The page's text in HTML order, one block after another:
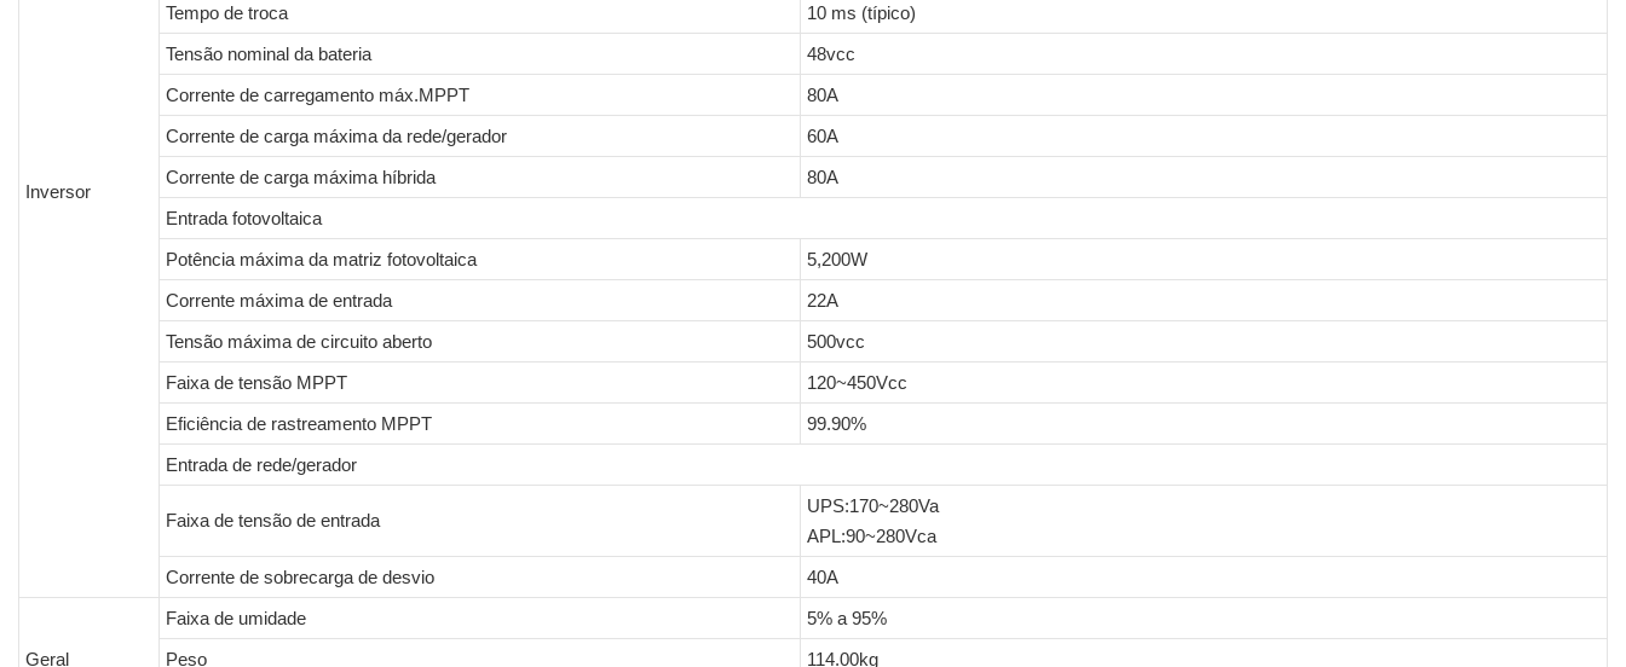
Inversor
Tempo de troca
10 ms (típico)
Tensão nominal da bateria
48vcc
Corrente de carregamento máx.MPPT
80A
Corrente de carga máxima da rede/gerador
60A
Corrente de carga máxima híbrida
80A
Entrada fotovoltaica
Potência máxima da matriz fotovoltaica
5,200W
Corrente máxima de entrada
22A
Tensão máxima de circuito aberto
500vcc
Faixa de tensão MPPT
120~450Vcc
Eficiência de rastreamento MPPT
99.90%
Entrada de rede/gerador
Faixa de tensão de entrada
UPS:170~280Va
APL:90~280Vca
Corrente de sobrecarga de desvio
40A
Geral
Faixa de umidade
5% a 95%
Peso
114.00kg